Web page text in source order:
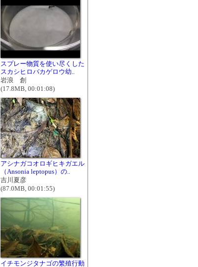
スプレー物質を使い尽くした
スカシヒロバカゲロウ幼..
岩浪 創
(17.8MB, 00:01:08)
アシナガコオロギヒキガエル
（Ansonia leptopus）の..
吉川夏彦
(87.0MB, 00:01:55)
イチモンジタナゴの繁殖行動